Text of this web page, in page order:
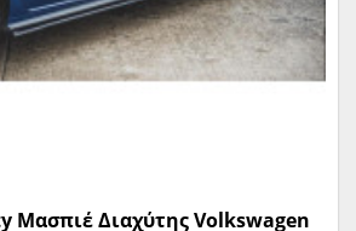
Μασπιέ Διαχύτης Volkswagen